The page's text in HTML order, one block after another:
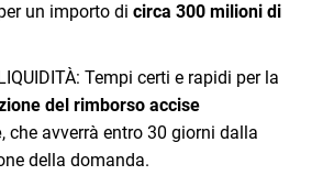
un importo di circa 300 milioni di
Tempi certi e rapidi per la
del rimborso accise
, che avverrà entro 30 giorni dalla
della domanda.